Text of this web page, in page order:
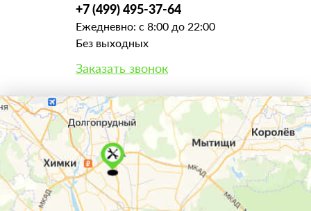
+7 (499) 495-37-64
Ежедневно: с 8:00 до 22:00
Без выходных
Заказать звонок